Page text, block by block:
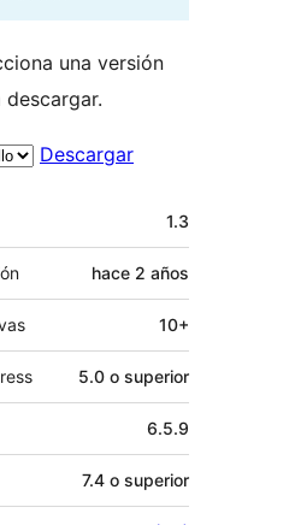
una versión
Descargar
1.3
hace 2 años
10+
5.0 o superior
6.5.9
7.4 o superior